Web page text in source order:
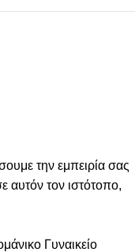
την εμπειρία σας
αυτόν τον ιστότοπο,